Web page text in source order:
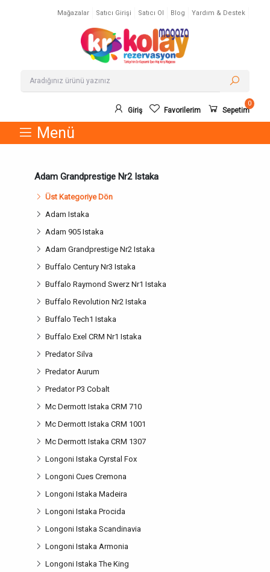
Mağazalar Satıcı Girişi Satıcı Ol Blog Yardım & Destek
Giriş Favorilerim
0
Sepetim
Menü
Adam Grandprestige Nr2 Istaka
Üst Kategoriye Dön
Adam Istaka
Adam 905 Istaka
Adam Grandprestige Nr2 Istaka
Buffalo Century Nr3 Istaka
Buffalo Raymond Swerz Nr1 Istaka
Buffalo Revolution Nr2 Istaka
Buffalo Tech1 Istaka
Buffalo Exel CRM Nr1 Istaka
Predator Silva
Predator Aurum
Predator P3 Cobalt
Mc Dermott Istaka CRM 710
Mc Dermott Istaka CRM 1001
Mc Dermott Istaka CRM 1307
Longoni Istaka Cyrstal Fox
Longoni Cues Cremona
Longoni Istaka Madeira
Longoni Istaka Procida
Longoni Istaka Scandinavia
Longoni Istaka Armonia
Longoni Istaka The King